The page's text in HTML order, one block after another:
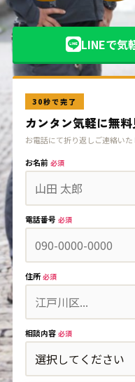
LINEで気
30秒で完了
カンタン気軽に無料
お電話にて折り返しご連絡いた
お名前 必須
電話番号 必須
住所 必須
相談内容 必須